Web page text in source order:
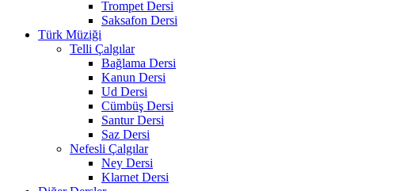
Trompet Dersi
Saksafon Dersi
Türk Müziği
Telli Çalgılar
Bağlama Dersi
Kanun Dersi
Ud Dersi
Cümbüş Dersi
Santur Dersi
Saz Dersi
Nefesli Çalgılar
Ney Dersi
Klarnet Dersi